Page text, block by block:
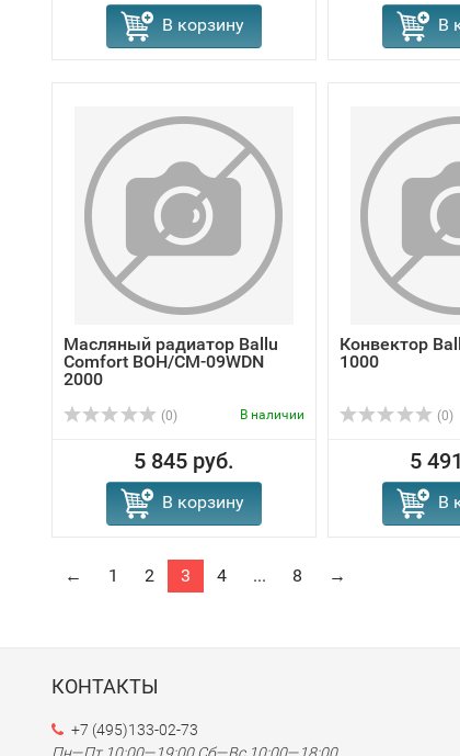
В корзину В
Масляный радиатор Ballu
Comfort BOH/CM-09WDN
2000
(0) В наличии
5 845 руб.
В корзину
Конвектор
1000
(0)
5
В
← 1 2 3 4 ... 8 →
КОНТАКТЫ
+7 (495)133-02-73